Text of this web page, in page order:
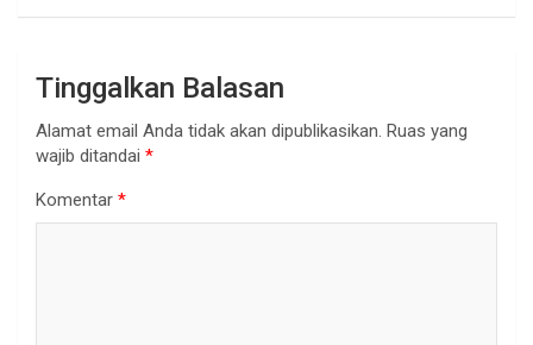
Tinggalkan Balasan
Alamat email Anda tidak akan dipublikasikan. Ruas yang
wajib ditandai *
Komentar *